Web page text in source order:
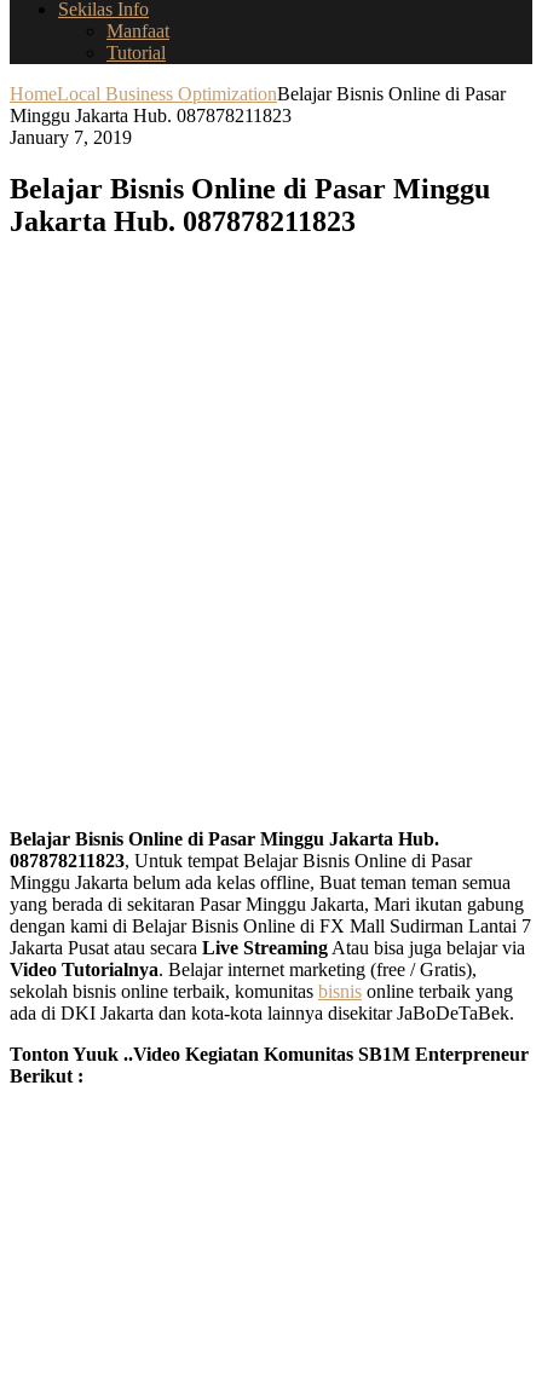
Sekilas Info
Manfaat
Tutorial
HomeLocal Business OptimizationBelajar Bisnis Online di Pasar
Minggu Jakarta Hub. 087878211823
January 7, 2019
Belajar Bisnis Online di Pasar Minggu
Jakarta Hub. 087878211823
Belajar Bisnis Online di Pasar Minggu Jakarta Hub.
087878211823, Untuk tempat Belajar Bisnis Online di Pasar
Minggu Jakarta belum ada kelas offline, Buat teman teman semua
yang berada di sekitaran Pasar Minggu Jakarta, Mari ikutan gabung
dengan kami di Belajar Bisnis Online di FX Mall Sudirman Lantai 7
Jakarta Pusat atau secara Live Streaming Atau bisa juga belajar via
Video Tutorialnya. Belajar internet marketing (free / Gratis),
sekolah bisnis online terbaik, komunitas bisnis online terbaik yang
ada di DKI Jakarta dan kota-kota lainnya disekitar JaBoDeTaBek.
Tonton Yuuk ..Video Kegiatan Komunitas SB1M Enterpreneur
Berikut :